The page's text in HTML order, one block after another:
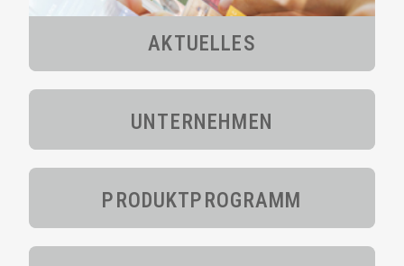
AKTUELLES
UNTERNEHMEN
PRODUKT­PROGRAMM